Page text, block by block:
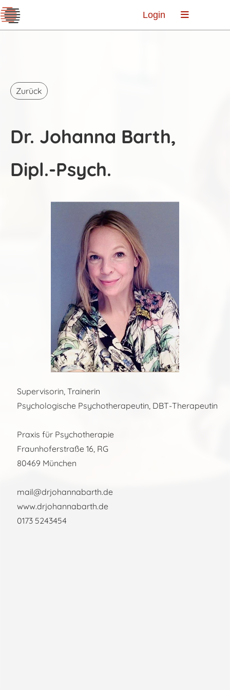
Login
Zurück
Dr. Johanna Barth,
Dipl.-Psych.
Supervisorin, Trainerin
Psychologische Psychotherapeutin, DBT-Therapeutin
Praxis für Psychotherapie
Fraunhoferstraße 16, RG
80469 München
mail@drjohannabarth.de
www.drjohannabarth.de
0173 5243454